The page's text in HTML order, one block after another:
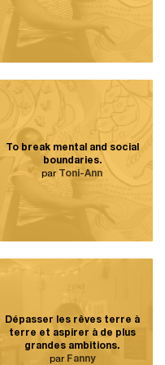
To break mental and social
boundaries.
par Toni-Ann
Dépasser les rêves terre à
terre et aspirer à de plus
grandes ambitions.
par Fanny